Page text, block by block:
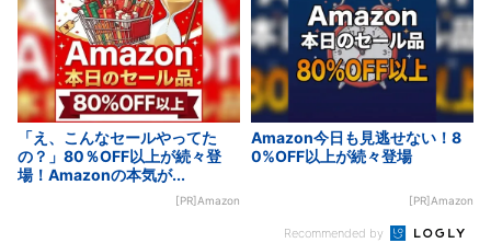
「え、こんなセールやってた
の？」80％OFF以上が続々登
場！Amazonの本気が...
[PR]Amazon
Amazon今日も見逃せない！8
0%OFF以上が続々登場
[PR]Amazon
Recommended by